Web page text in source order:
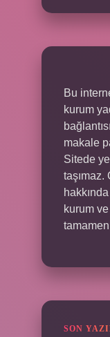
Bu
kurum
makale
Sitede
taşımaz.
kurum
SON